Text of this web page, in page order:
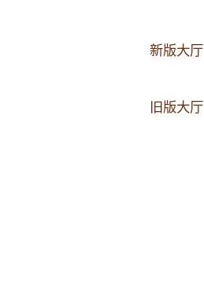
新版大厅
旧版大厅